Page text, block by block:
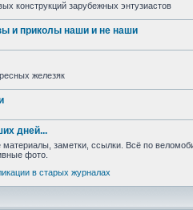
конструкций зарубежных энтузиастов
и приколы наши и не наши
железяк
дней...
материалы, заметки, ссылки. Всё по
фото.
в старых журналах